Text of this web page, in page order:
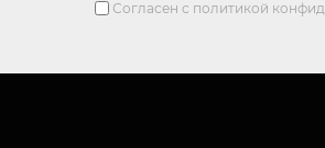
Согласен с политикой